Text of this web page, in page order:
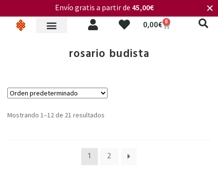
0,00€ 0
rosario budista
Envío gratis a partir de 45,00€ ✕
Mostrando 1–12 de 21 resultados
1 2